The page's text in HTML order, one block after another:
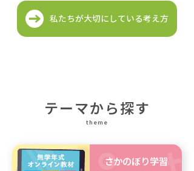
私たちが大切にしている考え方
テーマから探す
theme
さかのぼり学習